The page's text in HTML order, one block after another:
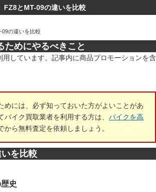
FZ8とMT-09の違いを比較
09の違いを比較
ためにやるべきこと
用しています。記事内に商品プロモーションを含
めには、必ず知っておいた方がよいことがあ
バイク買取業者を利用する方は、 バイクを高
から無料査定を依頼しましょう。
を比較
史